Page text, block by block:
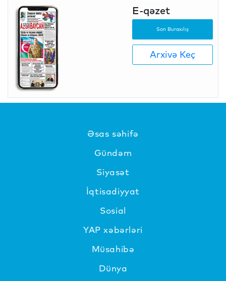
E-qəzet
Son Buraxılış
Arxivə Keç
Əsas səhifə
Gündəm
Siyasət
İqtisadiyyat
Sosial
YAP xəbərləri
Müsahibə
Dünya